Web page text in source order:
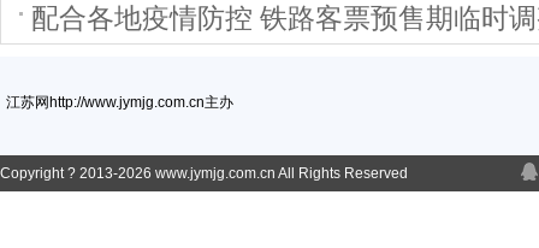
配合各地疫情防控 铁路客票预售期临时
江苏网http://www.jymjg.com.cn主办
Copyright ? 2013-2026 www.jymjg.com.cn All Rights Reserved